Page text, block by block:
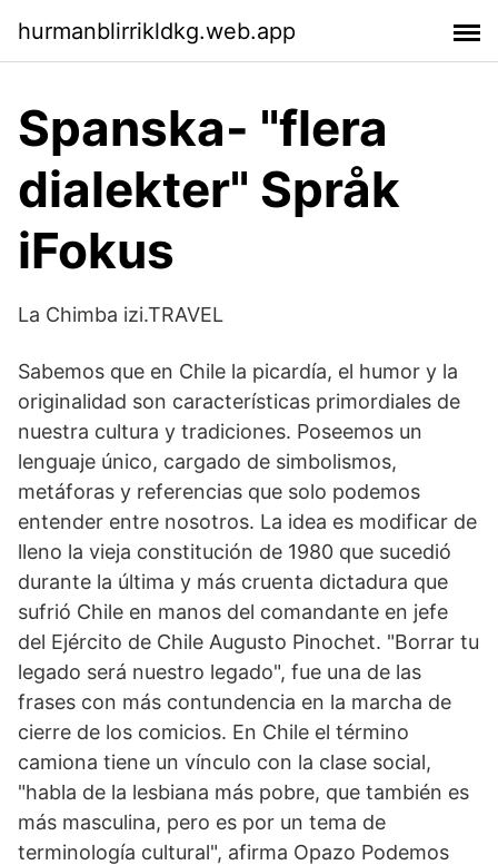
hurmanblirrikldkg.web.app
Spanska- "flera
dialekter" Språk
iFokus
La Chimba izi.TRAVEL
Sabemos que en Chile la picardía, el humor y la
originalidad son características primordiales de
nuestra cultura y tradiciones. Poseemos un
lenguaje único, cargado de simbolismos,
metáforas y referencias que solo podemos
entender entre nosotros. La idea es modificar de
lleno la vieja constitución de 1980 que sucedió
durante la última y más cruenta dictadura que
sufrió Chile en manos del comandante en jefe
del Ejército de Chile Augusto Pinochet. "Borrar tu
legado será nuestro legado", fue una de las
frases con más contundencia en la marcha de
cierre de los comicios. En Chile el término
camiona tiene un vínculo con la clase social,
"habla de la lesbiana más pobre, que también es
más masculina, pero es por un tema de
terminología cultural", afirma Opazo Podemos